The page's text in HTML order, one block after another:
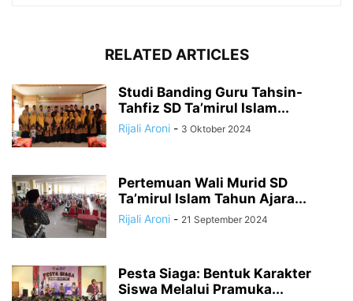
RELATED ARTICLES
Studi Banding Guru Tahsin-
Tahfiz SD Ta’mirul Islam...
Rijali Aroni - 3 Oktober 2024
Pertemuan Wali Murid SD
Ta’mirul Islam Tahun Ajara...
Rijali Aroni - 21 September 2024
Pesta Siaga: Bentuk Karakter
Siswa Melalui Pramuka...